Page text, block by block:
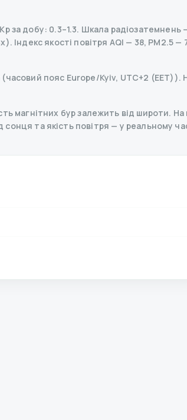
за добу: 0.3–1.3. Шкала радіозатемнень
Індекс якості повітря AQI — 38, PM2.5 —
(часовий пояс Europe/Kyiv, UTC+2 (EET)).
магнітних бур залежить від широти. На
сонця та якість повітря — у реальному